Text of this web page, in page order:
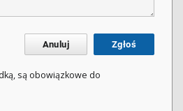
Anuluj Zgłoś
są obowiązkowe do